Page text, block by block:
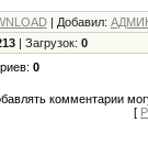
| Добавил:
| Загрузок: 0
: 0
комментарии
[